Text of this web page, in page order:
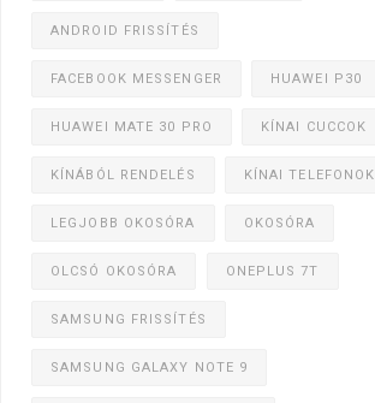
ANDROID FRISSÍTÉS
FACEBOOK MESSENGER HUAWEI P30
HUAWEI MATE 30 PRO KÍNAI CUCCOK
KÍNÁBÓL RENDELÉS KÍNAI TELEFONOK
LEGJOBB OKOSÓRA OKOSÓRA
OLCSÓ OKOSÓRA ONEPLUS 7T
SAMSUNG FRISSÍTÉS
SAMSUNG GALAXY NOTE 9